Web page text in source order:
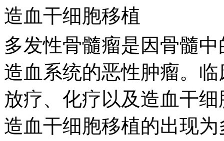
造血干细胞移植
多发性骨髓瘤是因骨髓
造血系统的恶性肿瘤。
放疗、化疗以及造血干
造血干细胞移植的出现